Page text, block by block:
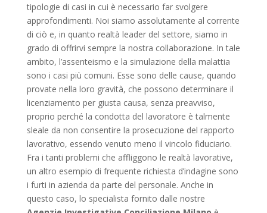
tipologie di casi in cui è necessario far svolgere
approfondimenti. Noi siamo assolutamente al corrente
di ciò e, in quanto realtà leader del settore, siamo in
grado di offrirvi sempre la nostra collaborazione. In tale
ambito, l’assenteismo e la simulazione della malattia
sono i casi più comuni. Esse sono delle cause, quando
provate nella loro gravità, che possono determinare il
licenziamento per giusta causa, senza preavviso,
proprio perché la condotta del lavoratore è talmente
sleale da non consentire la prosecuzione del rapporto
lavorativo, essendo venuto meno il vincolo fiduciario.
Fra i tanti problemi che affliggono le realtà lavorative,
un altro esempio di frequente richiesta d’indagine sono
i furti in azienda da parte del personale. Anche in
questo caso, lo specialista fornito dalle nostre